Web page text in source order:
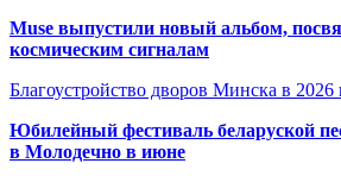
Muse выпустили новый альбом,
космическим сигналам
Благоустройство дворов Минска в 2026
Юбилейный фестиваль беларуской
в Молодечно в июне